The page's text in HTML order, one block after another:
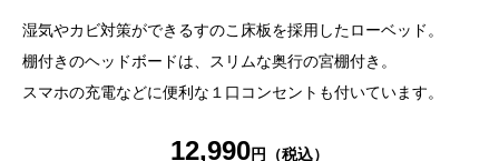
湿気やカビ対策ができるすのこ床板を採用したローベッド。
棚付きのヘッドボードは、スリムな奥行の宮棚付き。
スマホの充電などに便利な１口コンセントも付いています。
12,990